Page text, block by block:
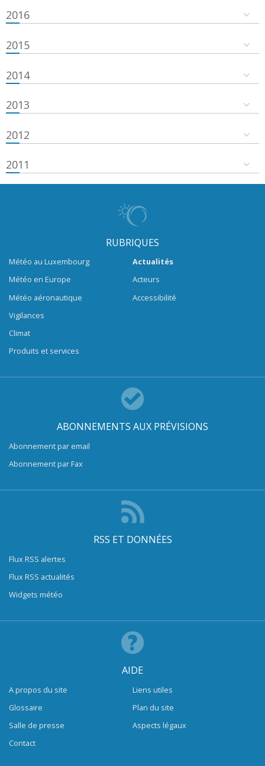
2016
2015
2014
2013
2012
2011
RUBRIQUES
Météo au Luxembourg
Météo en Europe
Météo aéronautique
Vigilances
Climat
Produits et services
Actualités
Acteurs
Accessibilité
ABONNEMENTS AUX PRÉVISIONS
Abonnement par email
Abonnement par Fax
RSS ET DONNÉES
Flux RSS alertes
Flux RSS actualités
Widgets météo
AIDE
A propos du site
Glossaire
Salle de presse
Contact
Liens utiles
Plan du site
Aspects légaux